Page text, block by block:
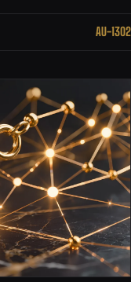
AU-1302